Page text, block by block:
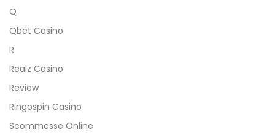
Q
Qbet Casino
R
Realz Casino
Review
Ringospin Casino
Scommesse Online